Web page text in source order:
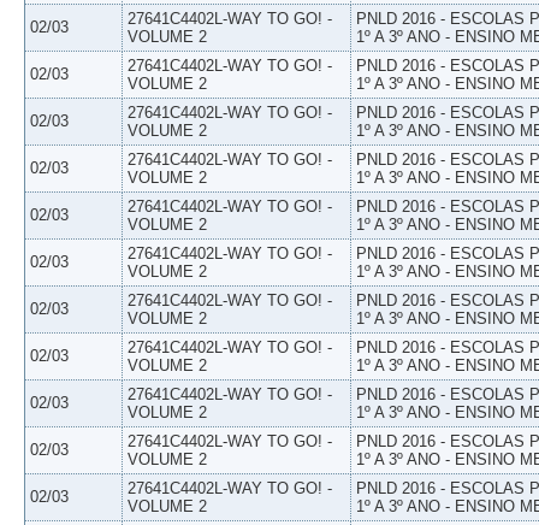
02/03
27641C4402L-WAY TO GO! -
VOLUME 2
PNLD 2016 - ESCOLAS
1º A 3º ANO - ENSINO
02/03
27641C4402L-WAY TO GO! -
VOLUME 2
PNLD 2016 - ESCOLAS
1º A 3º ANO - ENSINO
02/03
27641C4402L-WAY TO GO! -
VOLUME 2
PNLD 2016 - ESCOLAS
1º A 3º ANO - ENSINO
02/03
27641C4402L-WAY TO GO! -
VOLUME 2
PNLD 2016 - ESCOLAS
1º A 3º ANO - ENSINO
02/03
27641C4402L-WAY TO GO! -
VOLUME 2
PNLD 2016 - ESCOLAS
1º A 3º ANO - ENSINO
02/03
27641C4402L-WAY TO GO! -
VOLUME 2
PNLD 2016 - ESCOLAS
1º A 3º ANO - ENSINO
02/03
27641C4402L-WAY TO GO! -
VOLUME 2
PNLD 2016 - ESCOLAS
1º A 3º ANO - ENSINO
02/03
27641C4402L-WAY TO GO! -
VOLUME 2
PNLD 2016 - ESCOLAS
1º A 3º ANO - ENSINO
02/03
27641C4402L-WAY TO GO! -
VOLUME 2
PNLD 2016 - ESCOLAS
1º A 3º ANO - ENSINO
02/03
27641C4402L-WAY TO GO! -
VOLUME 2
PNLD 2016 - ESCOLAS
1º A 3º ANO - ENSINO
02/03
27641C4402L-WAY TO GO! -
VOLUME 2
PNLD 2016 - ESCOLAS
1º A 3º ANO - ENSINO